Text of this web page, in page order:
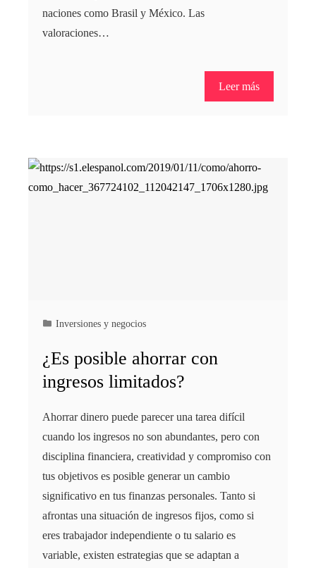
naciones como Brasil y México. Las
valoraciones…
Leer más
Inversiones y negocios
¿Es posible ahorrar con
ingresos limitados?
Ahorrar dinero puede parecer una tarea difícil
cuando los ingresos no son abundantes, pero con
disciplina financiera, creatividad y compromiso con
tus objetivos es posible generar un cambio
significativo en tus finanzas personales. Tanto si
afrontas una situación de ingresos fijos, como si
eres trabajador independiente o tu salario es
variable, existen estrategias que se adaptan a